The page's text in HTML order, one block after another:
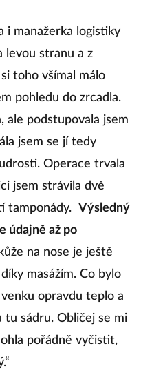
i manažerka logistiky
levou stranu a z
toho všímal málo
pohledu do zrcadla.
ale podstupovala jsem
jsem se jí tedy
Operace trvala
jsem strávila dvě
tamponády. Výsledný
údajně až po
na nose je ještě
masážím. Co bylo
opravdu teplo a
tu sádru. Obličej se mi
pořádně vyčistit,